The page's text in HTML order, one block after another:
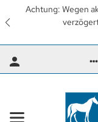
Logistik